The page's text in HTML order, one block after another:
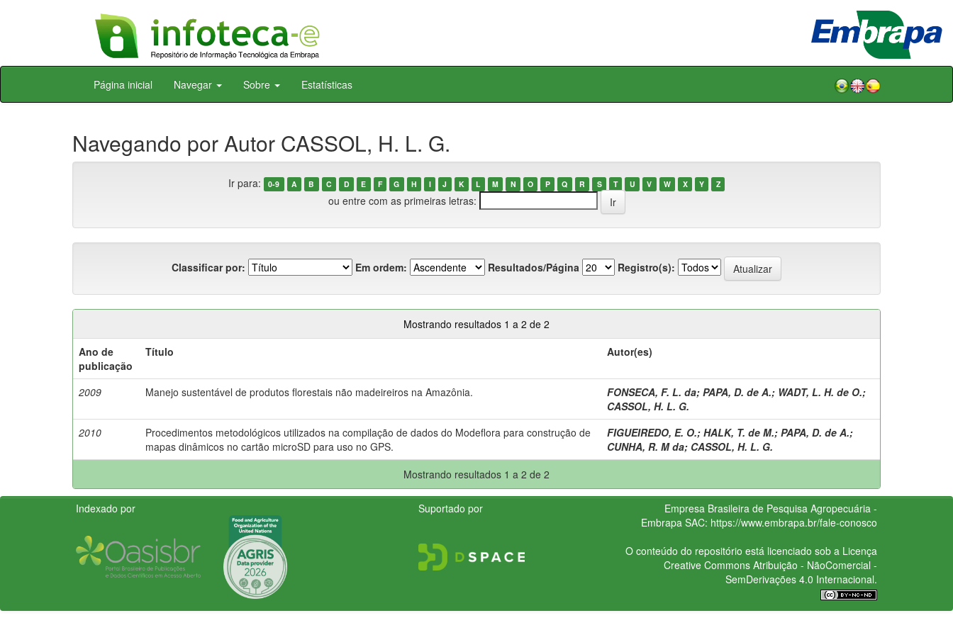
Skip
Página inicial Navegar Sobre Estatísticas
Navegando por Autor CASSOL, H. L. G.
Ir para: 0-9 A B C D E F G H I J K L M N O P Q R S T U V W X Y Z
ou entre com as primeiras letras:
Classificar por: Em ordem: Resultados/Página Registro(s):
Mostrando resultados 1 a 2 de 2
Ano de
publicação
Título Autor(es)
2009 Manejo sustentável de produtos florestais não madeireiros na Amazônia. FONSECA, F. L. da; PAPA, D. de A.; WADT, L. H. de O.;
CASSOL, H. L. G.
2010
Procedimentos metodológicos utilizados na compilação de dados do Modeflora para construção de
mapas dinâmicos no cartão microSD para uso no GPS.
FIGUEIREDO, E. O.; HALK, T. de M.; PAPA, D. de A.;
CUNHA, R. M da; CASSOL, H. L. G.
Mostrando resultados 1 a 2 de 2
Indexado por Suportado por
Empresa Brasileira de Pesquisa Agropecuária -
Embrapa SAC: https://www.embrapa.br/fale-conosco
O conteúdo do repositório está licenciado sob a Licença
Creative CommonsAtribuição - NãoComercial -
SemDerivações 4.0 Internacional.